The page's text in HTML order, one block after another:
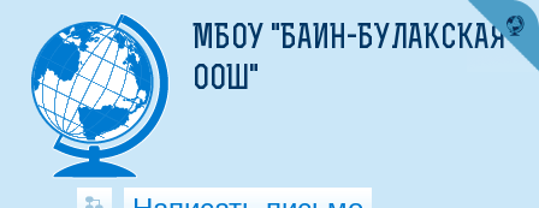
МБОУ "БАИН-БУЛАКСКАЯ
ООШ"